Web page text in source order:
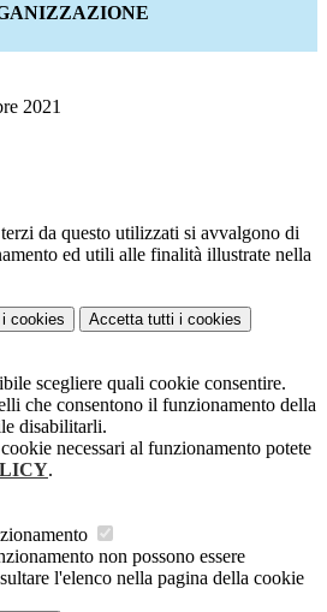
2021
da questo utilizzati si avvalgono di
ed utili alle finalità illustrate nella
i cookies Accetta tutti i cookies
scegliere quali cookie consentire.
che consentono il funzionamento della
disabilitarli.
necessari al funzionamento potete
.
non possono essere
l'elenco nella pagina della cookie